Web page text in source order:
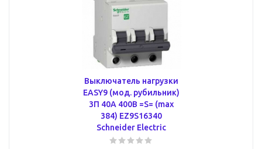
Выключатель нагрузки
EASY9 (мод. рубильник)
3П 40А 400В =S= (max
384) EZ9S16340
Schneider Electric